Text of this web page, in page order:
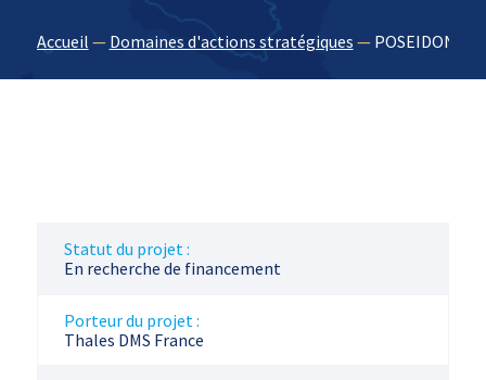
Accueil — Domaines d'actions stratégiques — POSEIDON
Statut du projet :
En recherche de financement
Porteur du projet :
Thales DMS France